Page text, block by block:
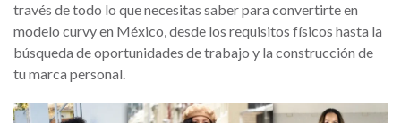
través de todo lo que necesitas saber para convertirte en
modelo curvy en México, desde los requisitos físicos hasta la
búsqueda de oportunidades de trabajo y la construcción de
tu marca personal.